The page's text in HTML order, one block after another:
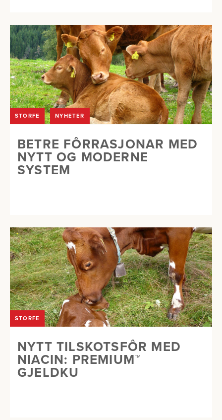
STORFE NYHETER
BETRE FÔRRASJONAR MED
NYTT OG MODERNE
SYSTEM
STORFE
NYTT TILSKOTSFÔR MED
NIACIN: PREMIUM™
GJELDKU